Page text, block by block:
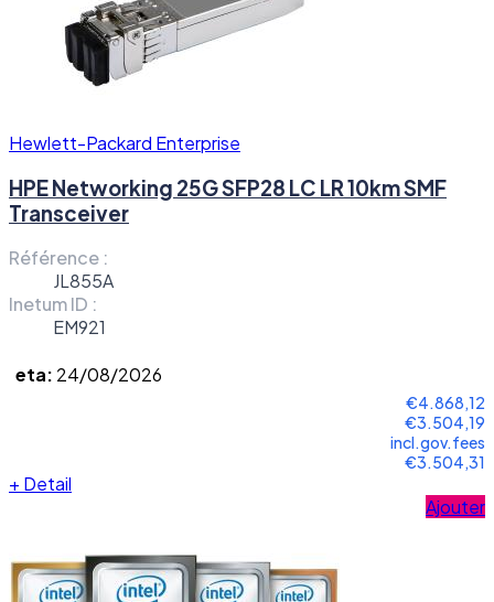
Hewlett-Packard Enterprise
HPE Networking 25G SFP28 LC LR 10km SMF
Transceiver
Référence :
JL855A
Inetum ID :
EM921
eta: 24/08/2026
€4.868,12
€3.504,19
incl.gov.fees
€3.504,31
+ Detail
Ajouter